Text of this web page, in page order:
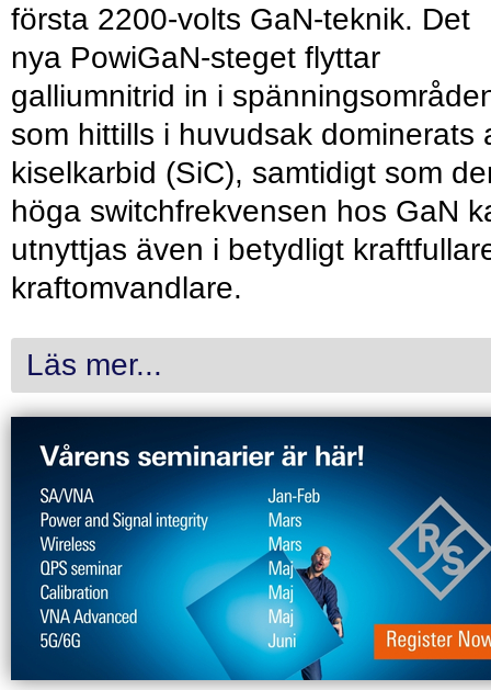
första 2200-volts GaN-teknik. Det
nya PowiGaN-steget flyttar
galliumnitrid in i
som hittills i huvudsak dominerats
kiselkarbid (SiC), samtidigt som
höga switchfrekvensen hos GaN
utnyttjas även i betydligt
kraftomvandlare.
Läs mer...